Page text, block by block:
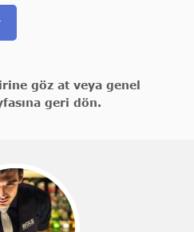
göz at veya genel
geri dön.